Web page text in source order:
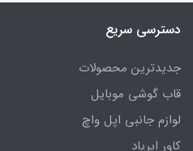
دسترسی سریع
جدیدترین محصولات
قاب گوشی موبایل
لوازم جانبی اپل واچ
کاور ایرپاد